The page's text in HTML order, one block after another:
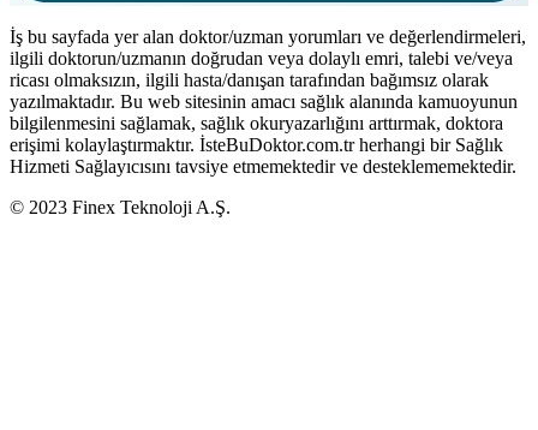
İş bu sayfada yer alan doktor/uzman yorumları ve değerlendirmeleri,
ilgili doktorun/uzmanın doğrudan veya dolaylı emri, talebi ve/veya
ricası olmaksızın, ilgili hasta/danışan tarafından bağımsız olarak
yazılmaktadır. Bu web sitesinin amacı sağlık alanında kamuoyunun
bilgilenmesini sağlamak, sağlık okuryazarlığını arttırmak, doktora
erişimi kolaylaştırmaktır. İsteBuDoktor.com.tr herhangi bir Sağlık
Hizmeti Sağlayıcısını tavsiye etmemektedir ve desteklememektedir.
© 2023 Finex Teknoloji A.Ş.